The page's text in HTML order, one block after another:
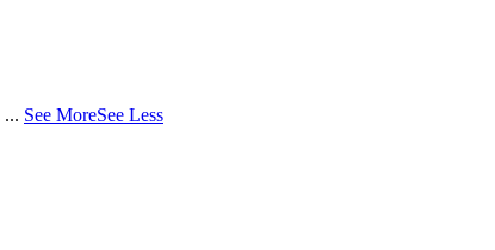
... See MoreSee Less